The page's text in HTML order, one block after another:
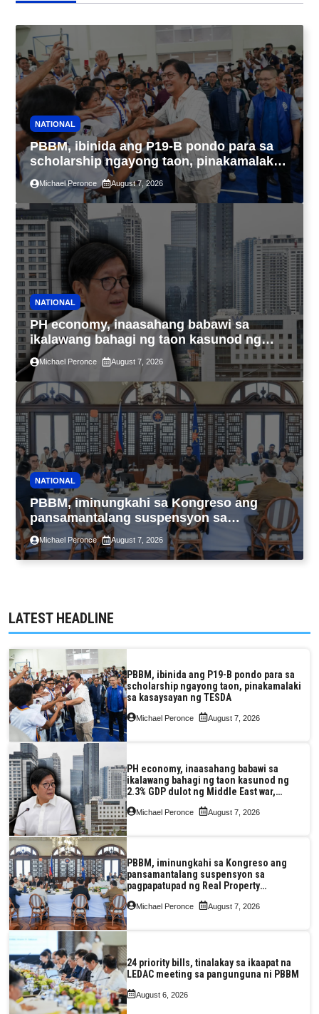
NATIONAL
PBBM, ibinida ang P19-B pondo para sa
scholarship ngayong taon, pinakamalaki
sa kasaysayan ng TESDA
Michael Peronce August 7, 2026
NATIONAL
PH economy, inaasahang babawi sa
ikalawang bahagi ng taon kasunod ng
2.3% GDP dulot ng Middle East war,
pagkaantala ng public construction
Michael Peronce August 7, 2026
NATIONAL
PBBM, iminungkahi sa Kongreso ang
pansamantalang suspensyon sa
pagpapatupad ng Real Property Valuation
and Assessment Reform Act
Michael Peronce August 7, 2026
LATEST HEADLINE
PBBM, ibinida ang P19-B pondo para sa
scholarship ngayong taon, pinakamalaki
sa kasaysayan ng TESDA
Michael Peronce August 7, 2026
PH economy, inaasahang babawi sa
ikalawang bahagi ng taon kasunod ng
2.3% GDP dulot ng Middle East war,
pagkaantala ng public construction
Michael Peronce August 7, 2026
PBBM, iminungkahi sa Kongreso ang
pansamantalang suspensyon sa
pagpapatupad ng Real Property
Valuation and Assessment Reform Act
Michael Peronce August 7, 2026
24 priority bills, tinalakay sa ikaapat na
LEDAC meeting sa pangunguna ni PBBM
August 6, 2026